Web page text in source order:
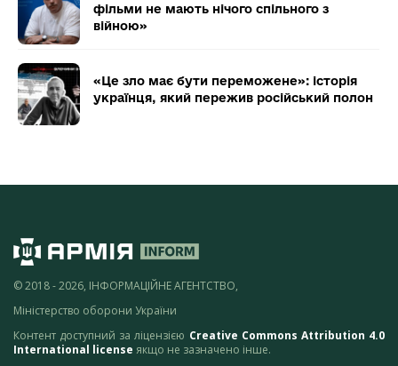
фільми не мають нічого спільного з
війною»
«Це зло має бути переможене»: історія
українця, який пережив російський полон
© 2018 - 2026, ІНФОРМАЦІЙНЕ АГЕНТСТВО,
Міністерство оборони України
Контент доступний за ліцензією Creative Commons Attribution 4.0
International license якщо не зазначено інше.